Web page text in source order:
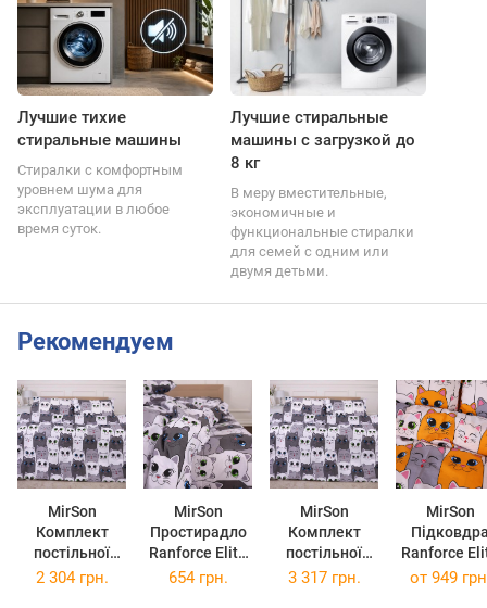
Лучшие тихие
стиральные машины
Стиралки с комфортным
уровнем шума для
эксплуатации в любое
время суток.
Лучшие стиральные
машины с загрузкой до
8 кг
В меру вместительные,
экономичные и
функциональные стиралки
для семей с одним или
двумя детьми.
Рекомендуем
MirSon
Комплект
постільної
білизни King
MirSon
Простирадло
Ranforce Elite
17-0635 Кіт
MirSon
Комплект
постільної
білизни
MirSon
Ranforce
17-0636
2 304 грн. 654 грн. 3 317 грн. от 949